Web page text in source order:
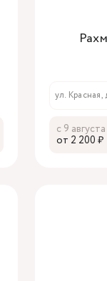
ул. Красная,
с 9 августа
oт 2 200 ₽